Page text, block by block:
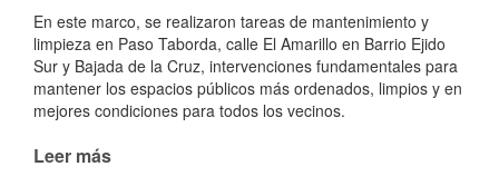
En este marco, se realizaron tareas de mantenimiento y
limpieza en Paso Taborda, calle El Amarillo en Barrio Ejido
Sur y Bajada de la Cruz, intervenciones fundamentales para
mantener los espacios públicos más ordenados, limpios y en
mejores condiciones para todos los vecinos.
Leer más